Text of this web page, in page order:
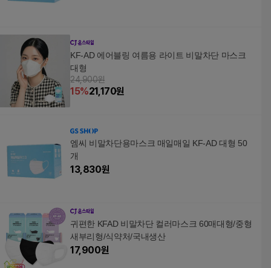
KF-AD 에어블링 여름용 라이트 비말차단 마스크
대형
24,900원
15%21,170원
엠씨 비말차단용마스크 매일매일 KF-AD 대형 50
개
13,830원
귀편한 KFAD 비말차단 컬러마스크 60매대형/중형
새부리형/식약처/국내생산
17,900원